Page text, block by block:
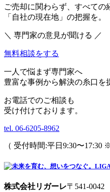
ご売却に関わらず、すべての
「自社の現在地」の把握を。
＼ 専門家の意見が聞ける ／
無料相談をする
一人で悩まず専門家へ
豊富な事例から解決の糸口を
お電話でのご相談も
受け付けております。
tel. 06-6205-8962
（ 受付時間:平日9:30〜17:30
株式会社リガーレ〒541-0042